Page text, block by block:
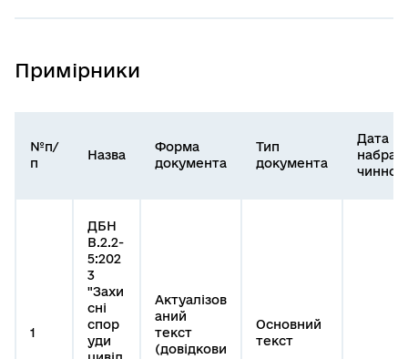
Примірники
№п/
п
Назва
Форма
документа
Тип
документа
Дата
1
ДБН
В.2.2-
5:202
3
"Захи
сні
спор
уди
Актуалізов
аний
текст
(довідкови
Основний
текст